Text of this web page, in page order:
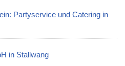
Partyservice und Catering in
in Stallwang